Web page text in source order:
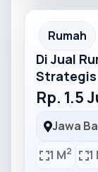
Partner
Rumah
Di Jual
Strategis
Rp. 1.5
Jawa
1 M2 1